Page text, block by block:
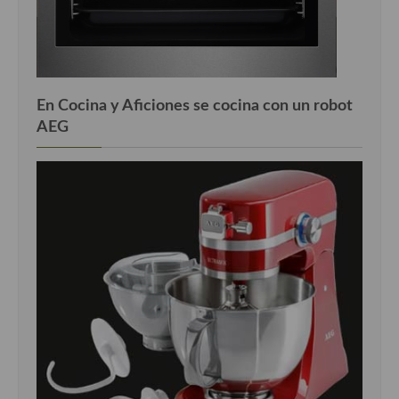
Cocina Azerí (Azerbaiyán)
Cocina de Egipto
Cocina Oriental
Cocina camboyana
Cocina Coreana
Cocina HIndú
Cocina China
En Cocina y Aficiones se cocina con un robot
AEG